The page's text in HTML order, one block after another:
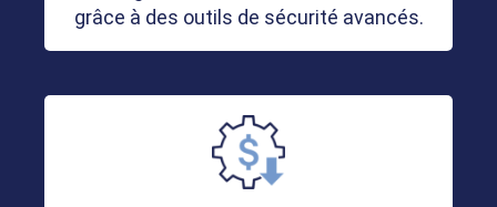
grâce à des outils de sécurité avancés.